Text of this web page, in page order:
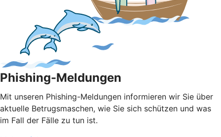
Phishing-Meldungen
Mit unseren Phishing-Meldungen informieren wir Sie über
aktuelle Betrugsmaschen, wie Sie sich schützen und was
im Fall der Fälle zu tun ist.